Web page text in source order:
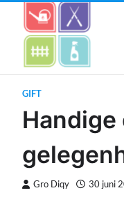
content
GIFT
Handige
Gro Diqy 30 juni